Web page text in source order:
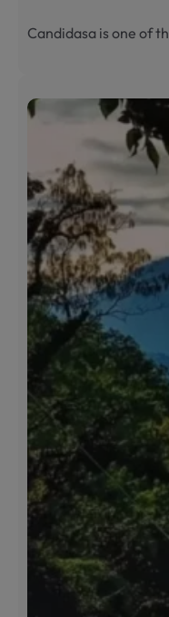
Candidasa is one of